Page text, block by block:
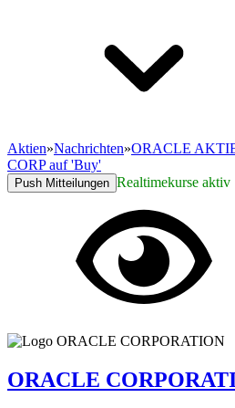
Aktien»Nachrichten»ORACLE
CORP auf 'Buy'
Push Mitteilungen Realtimekurse aktiv
ORACLE